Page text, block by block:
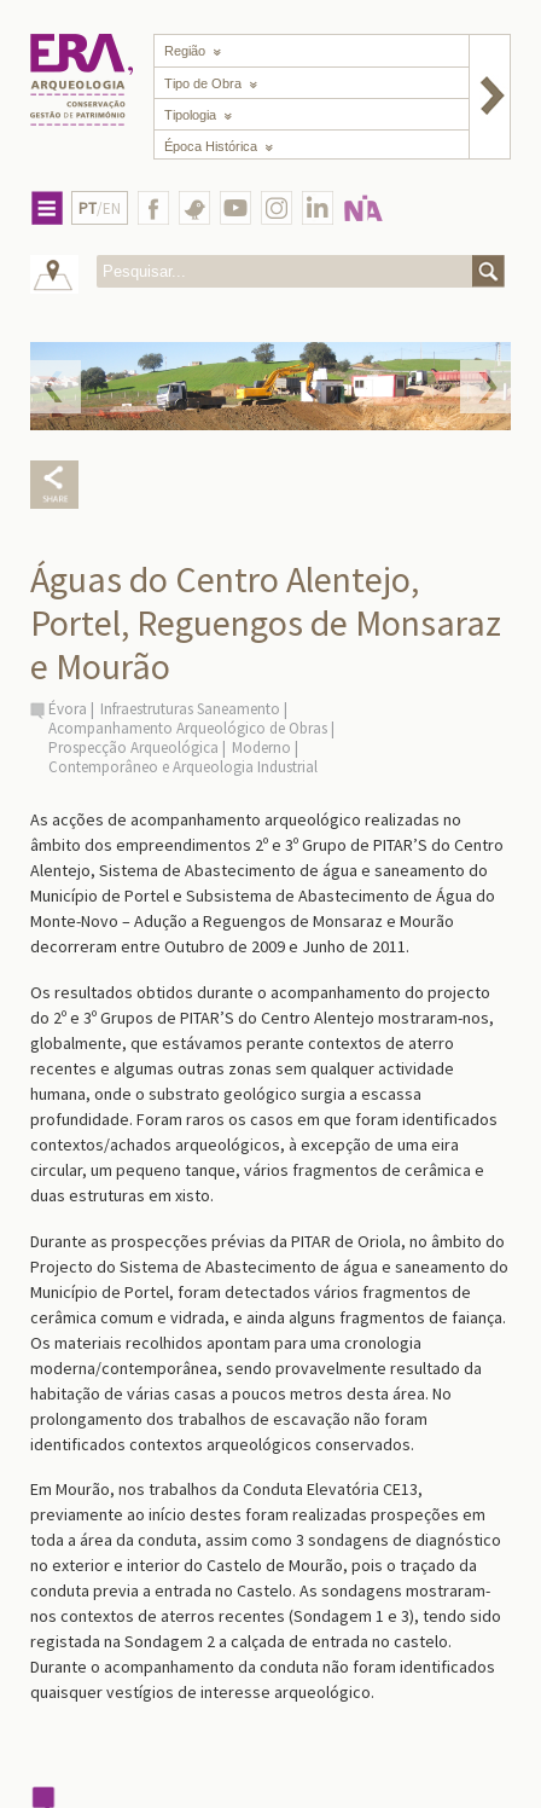
Região
Tipo de Obra
Tipologia
Época Histórica
PT/EN
Águas do Centro Alentejo,
Portel, Reguengos de Monsaraz
e Mourão
Évora
Infraestruturas Saneamento
Acompanhamento Arqueológico de Obras
Prospecção Arqueológica
Moderno
Contemporâneo e Arqueologia Industrial
As acções de acompanhamento arqueológico realizadas no
âmbito dos empreendimentos 2º e 3º Grupo de PITAR’S do Centro
Alentejo, Sistema de Abastecimento de água e saneamento do
Município de Portel e Subsistema de Abastecimento de Água do
Monte-Novo – Adução a Reguengos de Monsaraz e Mourão
decorreram entre Outubro de 2009 e Junho de 2011.
Os resultados obtidos durante o acompanhamento do projecto
do 2º e 3º Grupos de PITAR’S do Centro Alentejo mostraram-nos,
globalmente, que estávamos perante contextos de aterro
recentes e algumas outras zonas sem qualquer actividade
humana, onde o substrato geológico surgia a escassa
profundidade. Foram raros os casos em que foram identificados
contextos/achados arqueológicos, à excepção de uma eira
circular, um pequeno tanque, vários fragmentos de cerâmica e
duas estruturas em xisto.
Durante as prospecções prévias da PITAR de Oriola, no âmbito do
Projecto do Sistema de Abastecimento de água e saneamento do
Município de Portel, foram detectados vários fragmentos de
cerâmica comum e vidrada, e ainda alguns fragmentos de faiança.
Os materiais recolhidos apontam para uma cronologia
moderna/contemporânea, sendo provavelmente resultado da
habitação de várias casas a poucos metros desta área. No
prolongamento dos trabalhos de escavação não foram
identificados contextos arqueológicos conservados.
Em Mourão, nos trabalhos da Conduta Elevatória CE13,
previamente ao início destes foram realizadas prospeções em
toda a área da conduta, assim como 3 sondagens de diagnóstico
no exterior e interior do Castelo de Mourão, pois o traçado da
conduta previa a entrada no Castelo. As sondagens mostraram-
nos contextos de aterros recentes (Sondagem 1 e 3), tendo sido
registada na Sondagem 2 a calçada de entrada no castelo.
Durante o acompanhamento da conduta não foram identificados
quaisquer vestígios de interesse arqueológico.